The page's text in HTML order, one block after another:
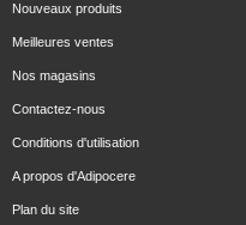
Nouveaux produits
Meilleures ventes
Nos magasins
Contactez-nous
Conditions d'utilisation
A propos d'Adipocere
Plan du site